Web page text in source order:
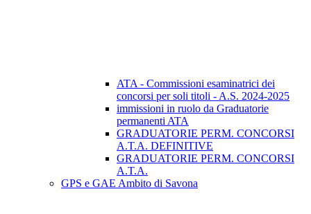
ATA - Commissioni esaminatrici dei
concorsi per soli titoli - A.S. 2024-2025
immissioni in ruolo da Graduatorie
permanenti ATA
GRADUATORIE PERM. CONCORSI
A.T.A. DEFINITIVE
GRADUATORIE PERM. CONCORSI
A.T.A.
GPS e GAE Ambito di Savona